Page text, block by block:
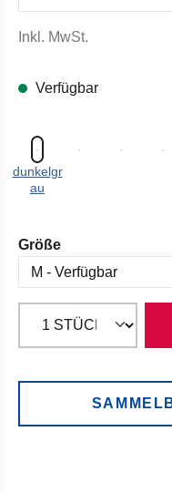
Inkl. MwSt.
Verfügbar
dunkelgr
au
Größeauswählen